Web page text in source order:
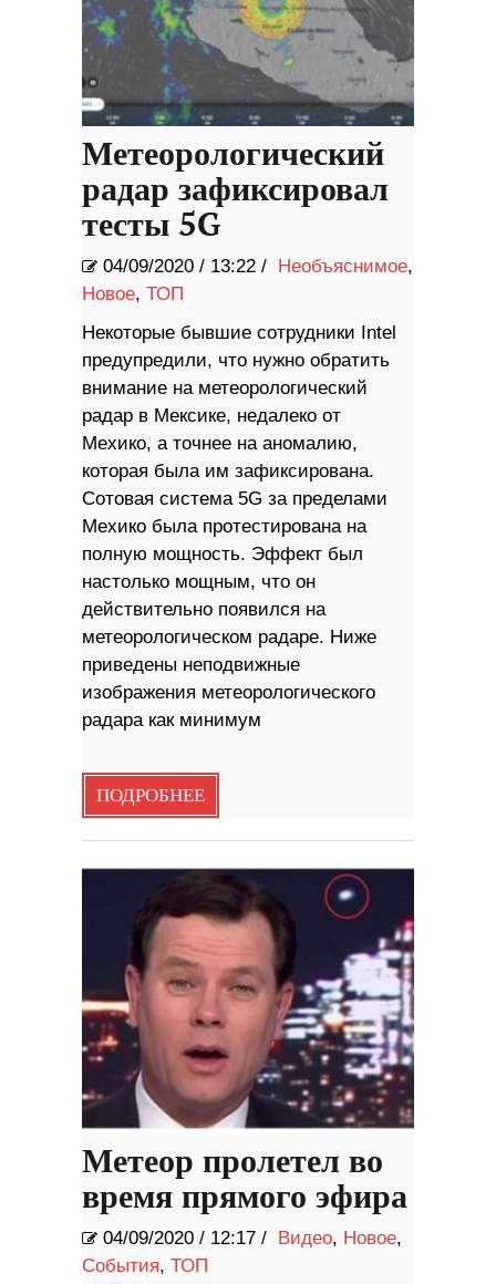
Метеорологический
радар зафиксировал
тесты 5G
04/09/2020 / 13:22 / Необъяснимое,
Новое, ТОП
Некоторые бывшие сотрудники Intel
предупредили, что нужно обратить
внимание на метеорологический
радар в Мексике, недалеко от
Мехико, а точнее на аномалию,
которая была им зафиксирована.
Сотовая система 5G за пределами
Мехико была протестирована на
полную мощность. Эффект был
настолько мощным, что он
действительно появился на
метеорологическом радаре. Ниже
приведены неподвижные
изображения метеорологического
радара как минимум
ПОДРОБНЕЕ
Метеор пролетел во
время прямого эфира
04/09/2020 / 12:17 / Видео, Новое,
События, ТОП